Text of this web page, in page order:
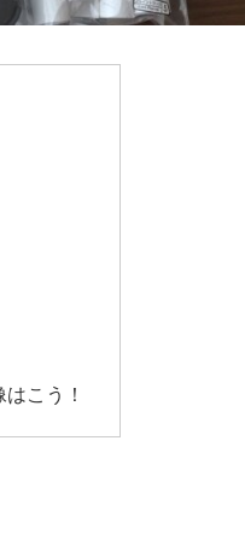
こう！